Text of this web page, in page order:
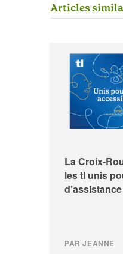
Articlessimila
La Croix-
les tl unis
PAR JEANNE